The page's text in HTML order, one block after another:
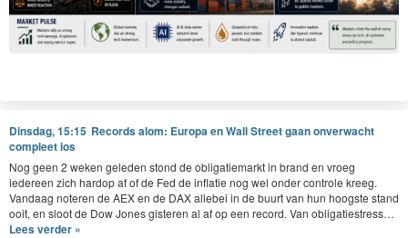
Dinsdag, 15:15 Records alom: Europa en Wall Street gaan onverwacht
compleet los
Nog geen 2 weken gele­den stond de oblig­atiemarkt in brand en vroeg
iedereen zich hardop af of de Fed de inflatie nog wel onder con­t­role kreeg.
Van­daag noteren de AEXen de DAXalle­bei in de buurt van hun hoog­ste stand
ooit, en sloot de Dow Jones gis­teren al af op een record. Van obligatiestress…
Lees verder »